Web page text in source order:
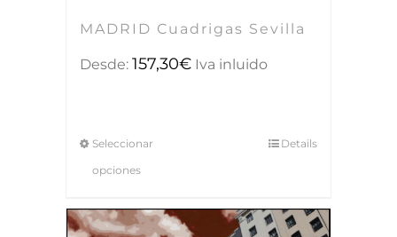
MADRID Cuadrigas Sevilla
Desde: 157,30€ Iva inluido
Seleccionar
opciones
Details